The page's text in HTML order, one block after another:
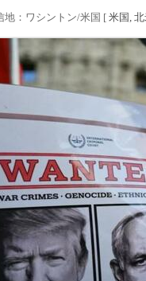
地：ワシントン/米国 [ 米国